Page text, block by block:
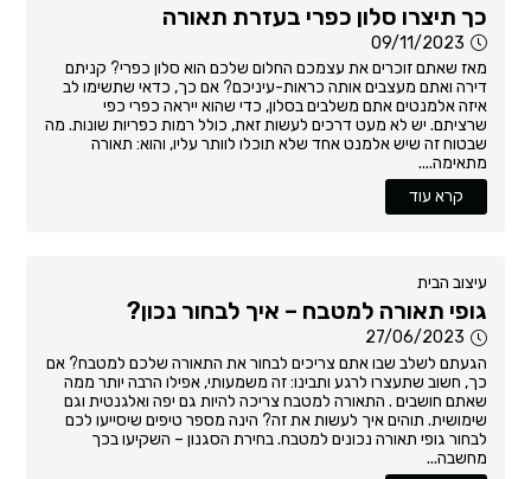
כך תיצרו סלון כפרי בעזרת תאורה
09/11/2023
מאז שאתם זוכרים את עצמכם החלום שלכם הוא סלון כפרי? קניתם
דירה ואתם מעצבים אותה כראות-עיניכם? אם כך, כדאי שתשימו לב
איזה אלמנטים אתם משלבים בסלון, כדי שהוא ייראה כפרי כפי
שרציתם. יש לא מעט דרכים לעשות זאת, כולל רמות כפריות שונות. מה
שבטוח זה שיש אלמנט אחד שלא תוכלו לוותר עליו, והוא: תאורה
מתאימה....
קרא עוד
עיצוב הבית
גופי תאורה למטבח – איך לבחור נכון?
27/06/2023
הגעתם לשלב שבו אתם צריכים לבחור את התאורה שלכם למטבח? אם
כך, חשוב שתעצרו לרגע ותבינו: זה משמעותי, אפילו הרבה יותר ממה
שאתם חושבים . התאורה למטבח צריכה להיות גם יפה ואלגנטית וגם
שימושית. תוהים איך לעשות את זה? הינה מספר טיפים שיסייעו לכם
לבחור גופי תאורה נכונים למטבח. בחירת הסגנון – השקיעו בכך
מחשבה...